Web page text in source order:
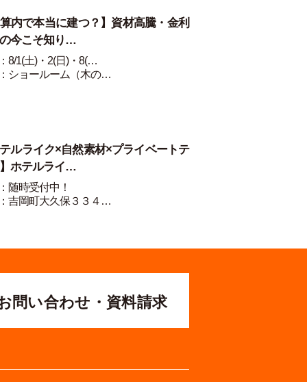
内で本当に建つ？】資材高騰・金利
今こそ知り…
8/1(土)・2(日)・8(…
ショールーム（木の…
ルライク×自然素材×プライベートテ
ホテルライ…
随時受付中！
吉岡町大久保３３４…
問い合わせ・資料請求